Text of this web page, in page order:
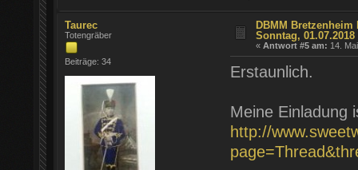
Taurec
Totengräber
Beiträge: 34
DBMM Bretzenheim
Sonntag, 01.07.2018
«Antwort #5 am: 14.
Erstaunlich.
Meine Einladung
http://